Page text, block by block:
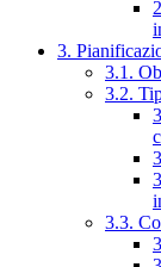
3.
3.1.
3.2.
3.3.